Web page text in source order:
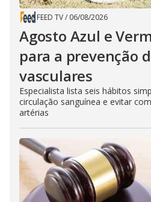
FEED TV/ 06/08/2026
Agosto Azul e
para a prevenção
vasculares
Especialista lista seis hábitos
circulação sanguínea e evitar
artérias